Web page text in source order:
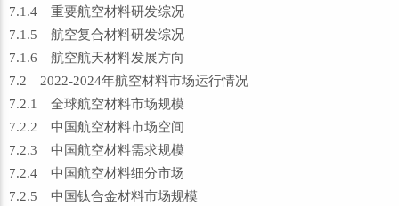
7.1.4 重要航空材料研发综况
7.1.5 航空复合材料研发综况
7.1.6 航空航天材料发展方向
7.2 2022-2024年航空材料市场运行情况
7.2.1 全球航空材料市场规模
7.2.2 中国航空材料市场空间
7.2.3 中国航空材料需求规模
7.2.4 中国航空材料细分市场
7.2.5 中国钛合金材料市场规模